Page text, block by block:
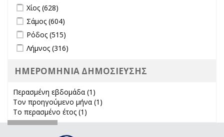
Apply Χίος filter
Χίος (628)
Apply Σάμος filter
Σάμος (604)
Apply Ρόδος filter
Ρόδος (515)
Apply Λήμνος filter
Λήμνος (316)
ΗΜΕΡΟΜΗΝΙΑ ΔΗΜΟΣΙΕΥΣΗΣ
Περασμένη εβδομάδα (1)
Τον προηγούμενο μήνα (1)
Το περασμένο έτος (1)